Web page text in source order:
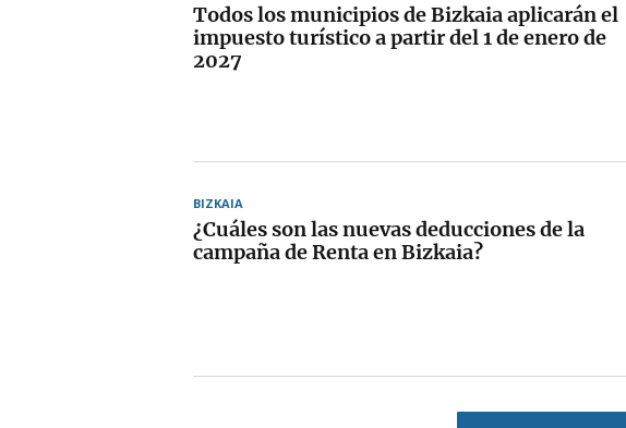
Todos los municipios de Bizkaia aplicarán el
impuesto turístico a partir del 1 de enero de
2027
BIZKAIA
¿Cuáles son las nuevas deducciones de la
campaña de Renta en Bizkaia?